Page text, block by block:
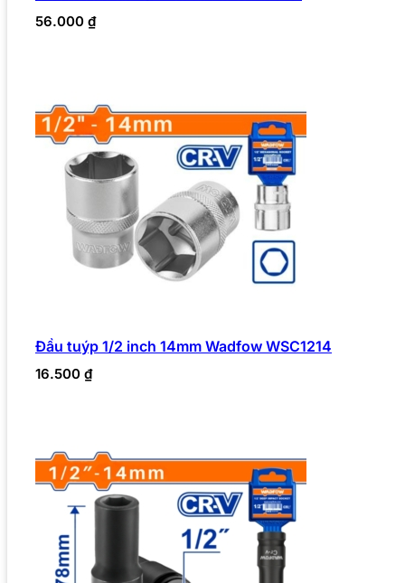
56.000 ₫
Đầu tuýp 1/2 inch 14mm Wadfow WSC1214
16.500 ₫